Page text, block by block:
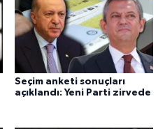
Seçim anketi sonuçları
açıklandı: Yeni Parti zirvede